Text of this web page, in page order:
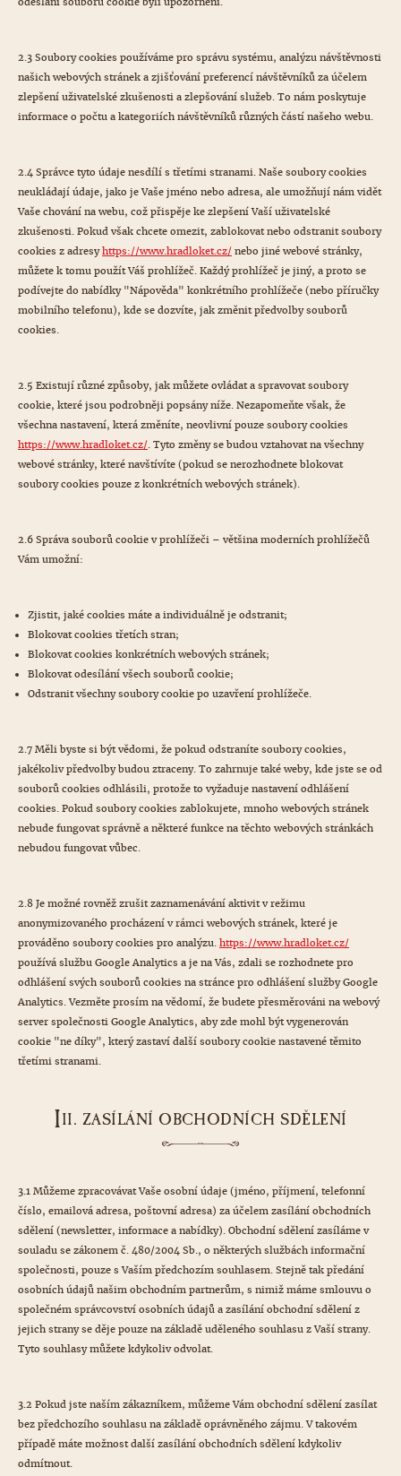
2.3 Soubory cookies používáme pro správu systému, analýzu návštěvnosti
našich webových stránek a zjišťování preferencí návštěvníků za účelem
zlepšení uživatelské zkušenosti a zlepšování služeb. To nám poskytuje
informace o počtu a kategoriích návštěvníků různých částí našeho webu.
2.4 Správce tyto údaje nesdílí s třetími stranami. Naše soubory cookies
neukládají údaje, jako je Vaše jméno nebo adresa, ale umožňují nám vidět
Vaše chování na webu, což přispěje ke zlepšení Vaší uživatelské
zkušenosti. Pokud však chcete omezit, zablokovat nebo odstranit soubory
cookies z adresyhttps://www.hradloket.cz/ nebo jiné webové stránky,
můžete k tomu použít Váš prohlížeč. Každý prohlížeč je jiný, a proto se
podívejte do nabídky "Nápověda" konkrétního prohlížeče (nebo příručky
mobilního telefonu), kde se dozvíte, jak změnit předvolby souborů
cookies.
2.5 Existují různé způsoby, jak můžete ovládat a spravovat soubory
cookie, které jsou podrobněji popsány níže. Nezapomeňte však, že
všechna nastavení, která změníte, neovlivní pouze soubory cookies
https://www.hradloket.cz/. Tyto změny se budou vztahovat na všechny
webové stránky, které navštívíte (pokud se nerozhodnete blokovat
soubory cookies pouze z konkrétních webových stránek).
2.6 Správa souborů cookie v prohlížeči – většina moderních prohlížečů
Vám umožní:
Zjistit, jaké cookies máte a individuálně je odstranit;
Blokovat cookies třetích stran;
Blokovat cookies konkrétních webových stránek;
Blokovat odesílání všech souborů cookie;
Odstranit všechny soubory cookie po uzavření prohlížeče.
2.7 Měli byste si být vědomi, že pokud odstraníte soubory cookies,
jakékoliv předvolby budou ztraceny. To zahrnuje také weby, kde jste se od
souborů cookies odhlásili, protože to vyžaduje nastavení odhlášení
cookies. Pokud soubory cookies zablokujete, mnoho webových stránek
nebude fungovat správně a některé funkce na těchto webových stránkách
nebudou fungovat vůbec.
2.8 Je možné rovněž zrušit zaznamenávání aktivit v režimu
anonymizovaného procházení v rámci webových stránek, které je
prováděno soubory cookies pro analýzu. https://www.hradloket.cz/
používá službu Google Analytics a je na Vás, zdali se rozhodnete pro
odhlášení svých souborů cookies na stránce pro odhlášení služby Google
Analytics. Vezměte prosím na vědomí, že budete přesměrováni na webový
server společnosti Google Analytics, aby zde mohl být vygenerován
cookie "ne díky", který zastaví další soubory cookie nastavené těmito
třetími stranami.
III. ZASÍLÁNÍ OBCHODNÍCH SDĚLENÍ
3.1 Můžeme zpracovávat Vaše osobní údaje (jméno, příjmení, telefonní
číslo, emailová adresa, poštovní adresa) za účelem zasílání obchodních
sdělení (newsletter, informace a nabídky). Obchodní sdělení zasíláme v
souladu se zákonem č. 480/2004 Sb., o některých službách informační
společnosti, pouze s Vaším předchozím souhlasem. Stejně tak předání
osobních údajů našim obchodním partnerům, s nimiž máme smlouvu o
společném správcovství osobních údajů a zasílání obchodní sdělení z
jejich strany se děje pouze na základě uděleného souhlasu z Vaší strany.
Tyto souhlasy můžete kdykoliv odvolat.
3.2 Pokud jste naším zákazníkem, můžeme Vám obchodní sdělení zasílat
bez předchozího souhlasu na základě oprávněného zájmu. V takovém
případě máte možnost další zasílání obchodních sdělení kdykoliv
odmítnout.